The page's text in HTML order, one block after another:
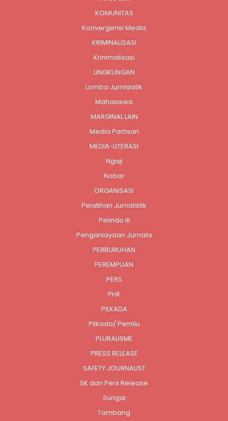
KOMUNITAS
Konvergensi Media
KRIMINALISASI
Krinimalisasi
LINGKUNGAN
Lomba Jurnlaistik
Mahasiswa
MARGINAL LAIN
Media Partisan
MEDIA-LITERASI
Ngaji
Nobar
ORGANISASI
Pelatihan Jurnalistik
Pelindo III
Penganiayaan Jurnalis
PERBURUHAN
PEREMPUAN
PERS
PHK
PILKADA
Pilkada/ Pemilu
PLURALISME
PRESS RELEASE
SAFETY JOURNALIST
SK dan Pers Release
Sungai
Tambang